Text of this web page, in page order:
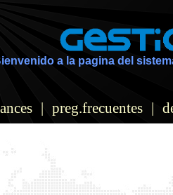
a la pagina del
| preg.frecuentes|